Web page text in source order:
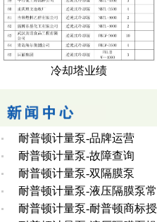
冷却塔业绩
耐普顿计量泵-品牌运营
耐普顿计量泵-故障查询
耐普顿计量泵-双隔膜泵
耐普顿计量泵-液压隔膜泵常
耐普顿计量泵-耐普顿商标授